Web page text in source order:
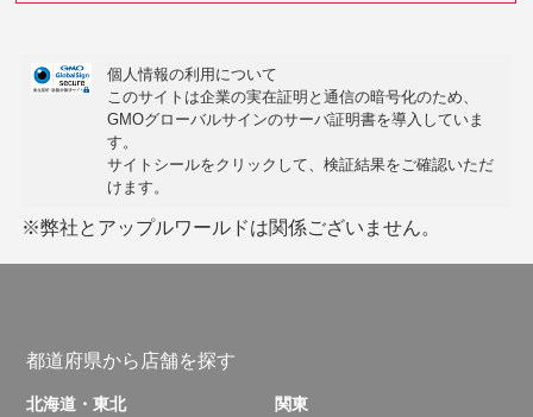
個人情報の利用について
このサイトは企業の実在証明と通信の暗号化のため、
GMOグローバルサインのサーバ証明書を導入していま
す。
サイトシールをクリックして、検証結果をご確認いただ
けます。
※弊社とアップルワールドは関係ございません。
都道府県から店舗を探す
北海道・東北 関東